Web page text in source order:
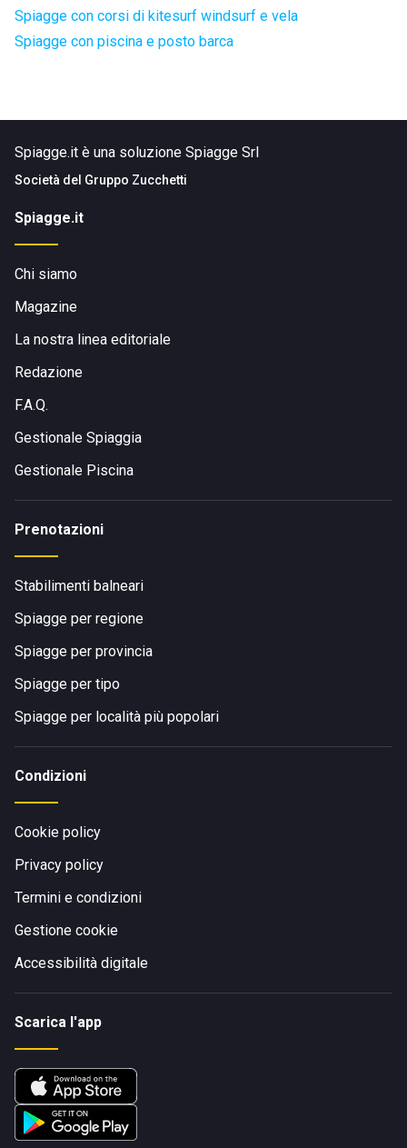
Spiagge con corsi di kitesurf windsurf e vela
Spiagge con piscina e posto barca
Spiagge.it è una soluzione Spiagge Srl
Società del Gruppo Zucchetti
Spiagge.it
Chi siamo
Magazine
La nostra linea editoriale
Redazione
F.A.Q.
Gestionale Spiaggia
Gestionale Piscina
Prenotazioni
Stabilimenti balneari
Spiagge per regione
Spiagge per provincia
Spiagge per tipo
Spiagge per località più popolari
Condizioni
Cookie policy
Privacy policy
Termini e condizioni
Gestione cookie
Accessibilità digitale
Scarica l'app